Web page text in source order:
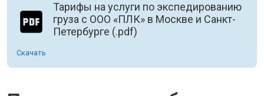
Тарифы на услуги по экспедированию
груза с ООО «ПЛК» в Москве и Санкт-
Петербурге (.pdf)
Скачать